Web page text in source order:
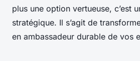
plus une option vertueuse, c’est
stratégique. Il s’agit de
en ambassadeur durable de vos